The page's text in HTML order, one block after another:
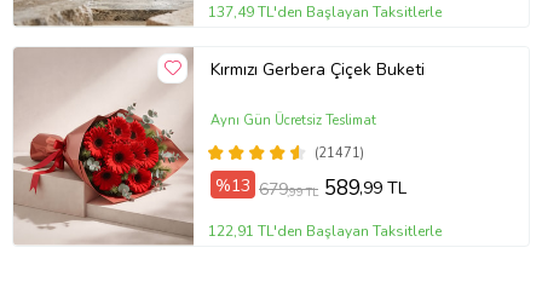
137,49 TL'den Başlayan Taksitlerle
Kırmızı Gerbera Çiçek Buketi
(21471)
Aynı Gün Ücretsiz Teslimat
%13 679,99 TL 589,99 TL
122,91 TL'den Başlayan Taksitlerle